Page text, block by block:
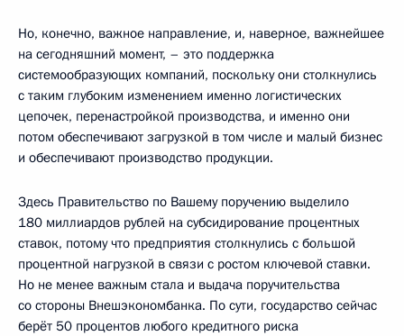
Но, конечно, важное направление, и, наверное, важнейшее
на сегодняшний момент, – это поддержка
системообразующих компаний, поскольку они столкнулись
с таким глубоким изменением именно логистических
цепочек, перенастройкой производства, и именно они
потом обеспечивают загрузкой в том числе и малый бизнес
и обеспечивают производство продукции.
Здесь Правительство по Вашему поручению выделило
180 миллиардов рублей на субсидирование процентных
ставок, потому что предприятия столкнулись с большой
процентной нагрузкой в связи с ростом ключевой ставки.
Но не менее важным стала и выдача поручительства
со стороны Внешэкономбанка. По сути, государство сейчас
берёт 50 процентов любого кредитного риска